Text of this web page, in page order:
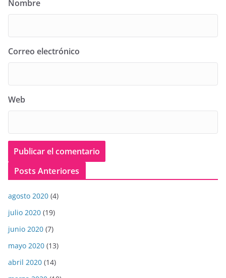
Nombre
Correo electrónico
Web
Posts Anteriores
agosto 2020 (4)
julio 2020 (19)
junio 2020 (7)
mayo 2020 (13)
abril 2020 (14)